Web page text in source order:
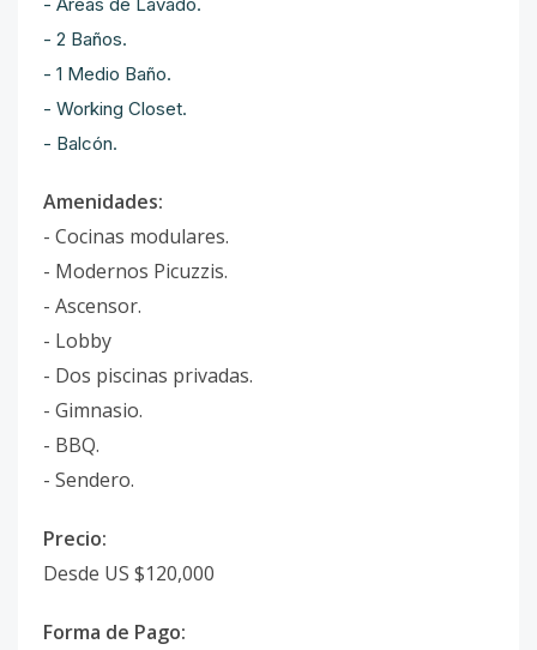
- 2 Baños.
- 1 Medio Baño.
- Working Closet.
- Balcón.
Amenidades:
- Cocinas modulares.
- Modernos Picuzzis.
- Ascensor.
- Lobby
- Dos piscinas privadas.
- Gimnasio.
- BBQ.
- Sendero.
Precio:
Desde US $120,000
Forma de Pago: